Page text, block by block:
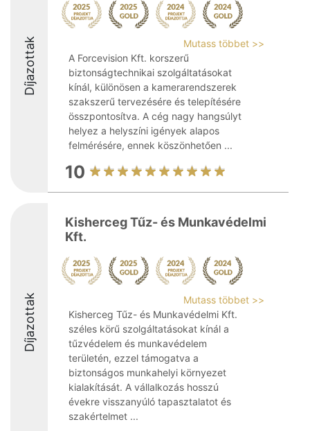
Díjazottak
Mutass többet >>
A Forcevision Kft. korszerű
biztonságtechnikai szolgáltatásokat
kínál, különösen a kamerarendszerek
szakszerű tervezésére és telepítésére
összpontosítva. A cég nagy hangsúlyt
helyez a helyszíni igények alapos
felmérésére, ennek köszönhetően ...
10
Díjazottak
Kisherceg Tűz- és Munkavédelmi
Kft.
Mutass többet >>
Kisherceg Tűz- és Munkavédelmi Kft.
széles körű szolgáltatásokat kínál a
tűzvédelem és munkavédelem
területén, ezzel támogatva a
biztonságos munkahelyi környezet
kialakítását. A vállalkozás hosszú
évekre visszanyúló tapasztalatot és
szakértelmet ...